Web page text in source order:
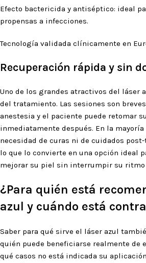
Efecto bactericida y antiséptico: ideal
propensas a infecciones.
Tecnología validada clínicamente en
Recuperación rápida y sin
Uno de los grandes atractivos del láser
del tratamiento. Las sesiones son
anestesia y el paciente puede retomar
inmediatamente después. En la mayoría
necesidad de curas ni de cuidados
lo que lo convierte en una opción ideal
mejorar su piel sin interrumpir su ritmo
¿Para quién está
azul y cuándo está
Saber para qué sirve el láser azul
quién puede beneficiarse realmente de
qué casos no está indicada su